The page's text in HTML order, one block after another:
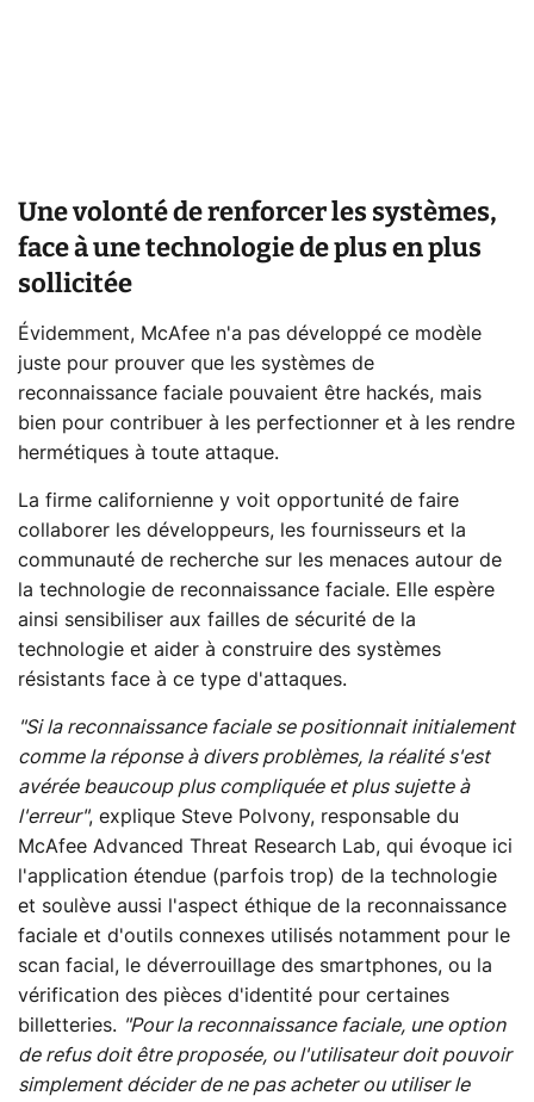
Une volonté de renforcer les systèmes,
face à une technologie de plus en plus
sollicitée
Évidemment, McAfee n'a pas développé ce modèle
juste pour prouver que les systèmes de
reconnaissance faciale pouvaient être hackés, mais
bien pour contribuer à les perfectionner et à les rendre
hermétiques à toute attaque.
La firme californienne y voit opportunité de faire
collaborer les développeurs, les fournisseurs et la
communauté de recherche sur les menaces autour de
la technologie de reconnaissance faciale. Elle espère
ainsi sensibiliser aux failles de sécurité de la
technologie et aider à construire des systèmes
résistants face à ce type d'attaques.
"Si la reconnaissance faciale se positionnait initialement
comme la réponse à divers problèmes, la réalité s'est
avérée beaucoup plus compliquée et plus sujette à
l'erreur", explique Steve Polvony, responsable du
McAfee Advanced Threat Research Lab, qui évoque ici
l'application étendue (parfois trop) de la technologie
et soulève aussi l'aspect éthique de la reconnaissance
faciale et d'outils connexes utilisés notamment pour le
scan facial, le déverrouillage des smartphones, ou la
vérification des pièces d'identité pour certaines
billetteries. "Pour la reconnaissance faciale, une option
de refus doit être proposée, ou l'utilisateur doit pouvoir
simplement décider de ne pas acheter ou utiliser le